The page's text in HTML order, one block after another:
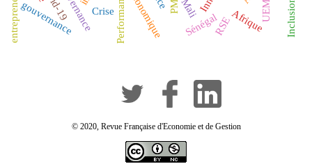
Performance Mali
gouvernance SénégalRSE
Crise Afrique
© 2020, Revue Française d'Economie et de Gestion